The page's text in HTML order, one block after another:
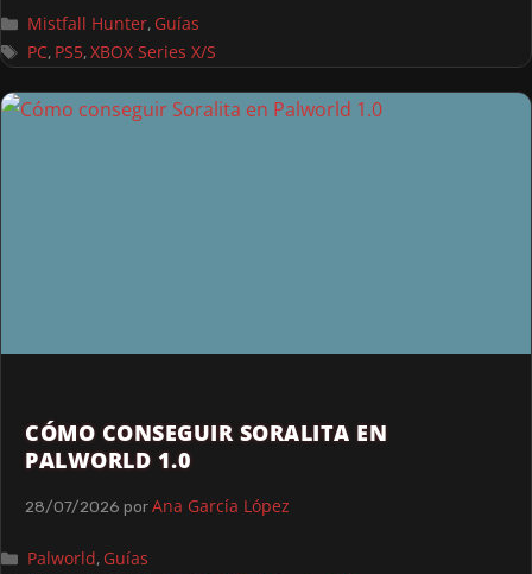
Mistfall Hunter, Guías
PC, PS5,XBOX Series X/S
CÓMO CONSEGUIR SORALITA EN
PALWORLD 1.0
28/07/2026 porAna García López
Palworld, Guías